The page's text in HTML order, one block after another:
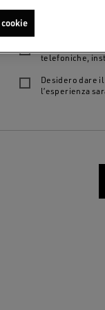
Vogliamo offrirti
essere maggiorenne,
telefoniche,
Desidero dare
l’esperienza